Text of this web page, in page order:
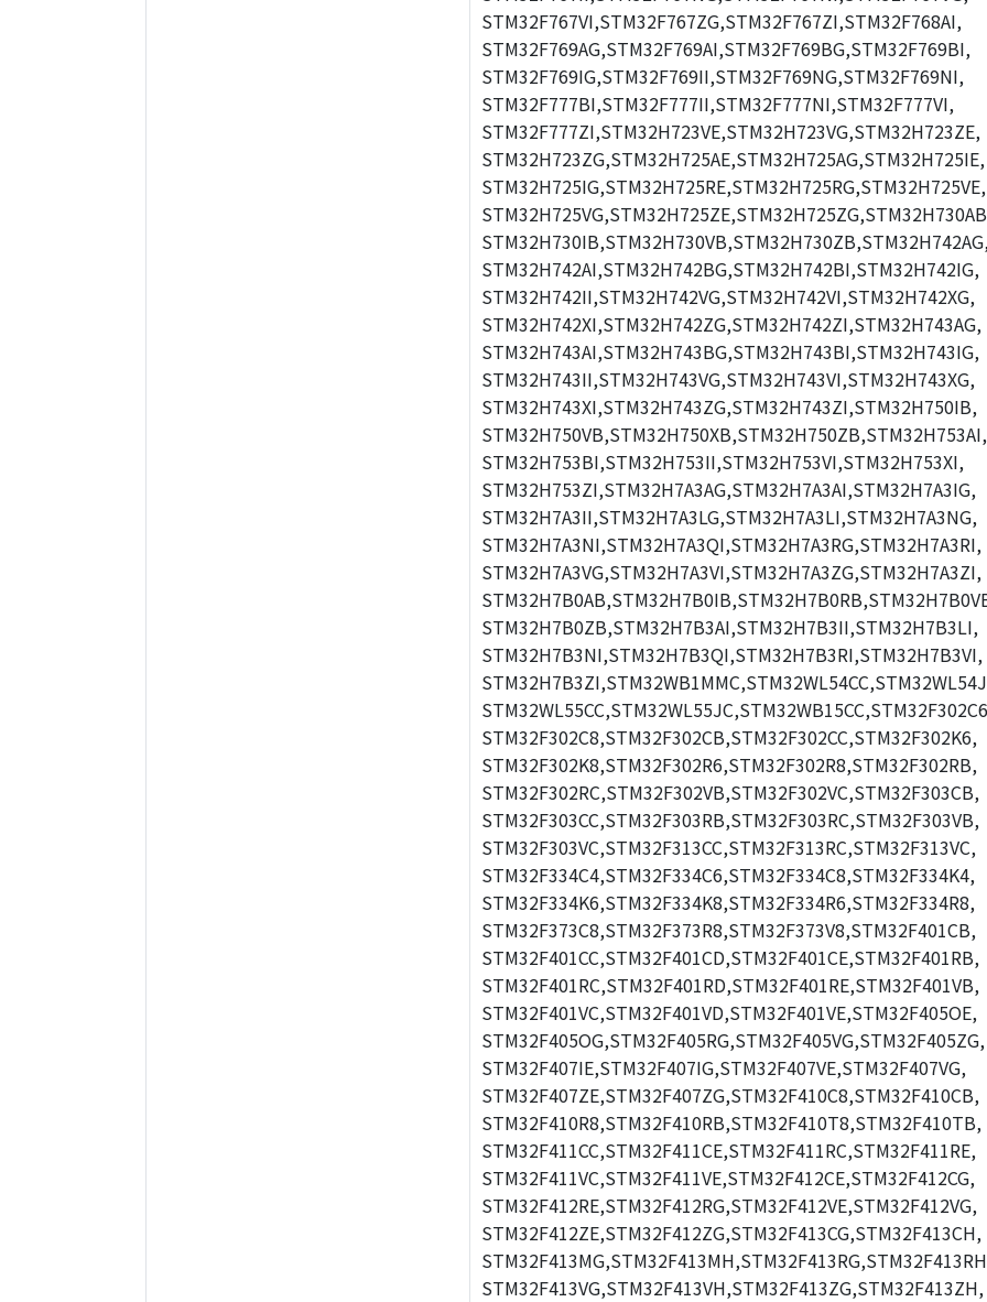
STM32F767VI,STM32F767ZG,STM32F767ZI,STM32F768AI,
STM32F769AG,STM32F769AI,STM32F769BG,STM32F769BI,
STM32F769IG,STM32F769II,STM32F769NG,STM32F769NI,
STM32F777BI,STM32F777II,STM32F777NI,STM32F777VI,
STM32F777ZI,STM32H723VE,STM32H723VG,STM32H723ZE,
STM32H723ZG,STM32H725AE,STM32H725AG,STM32H725IE,
STM32H725IG,STM32H725RE,STM32H725RG,STM32H725VE,
STM32H742AI,STM32H742BG,STM32H742BI,STM32H742IG,
STM32H742II,STM32H742VG,STM32H742VI,STM32H742XG,
STM32H742XI,STM32H742ZG,STM32H742ZI,STM32H743AG,
STM32H743AI,STM32H743BG,STM32H743BI,STM32H743IG,
STM32H743II,STM32H743VG,STM32H743VI,STM32H743XG,
STM32H743XI,STM32H743ZG,STM32H743ZI,STM32H750IB,
STM32H750VB,STM32H750XB,STM32H750ZB,STM32H753AI,
STM32H753BI,STM32H753II,STM32H753VI,STM32H753XI,
STM32H753ZI,STM32H7A3AG,STM32H7A3AI,STM32H7A3IG,
STM32H7A3II,STM32H7A3LG,STM32H7A3LI,STM32H7A3NG,
STM32H7A3NI,STM32H7A3QI,STM32H7A3RG,STM32H7A3RI,
STM32H7A3VG,STM32H7A3VI,STM32H7A3ZG,STM32H7A3ZI,
STM32H7B0ZB,STM32H7B3AI,STM32H7B3II,STM32H7B3LI,
STM32H7B3NI,STM32H7B3QI,STM32H7B3RI,STM32H7B3VI,
STM32F302C8,STM32F302CB,STM32F302CC,STM32F302K6,
STM32F302K8,STM32F302R6,STM32F302R8,STM32F302RB,
STM32F302RC,STM32F302VB,STM32F302VC,STM32F303CB,
STM32F303CC,STM32F303RB,STM32F303RC,STM32F303VB,
STM32F303VC,STM32F313CC,STM32F313RC,STM32F313VC,
STM32F334C4,STM32F334C6,STM32F334C8,STM32F334K4,
STM32F334K6,STM32F334K8,STM32F334R6,STM32F334R8,
STM32F373C8,STM32F373R8,STM32F373V8,STM32F401CB,
STM32F401CC,STM32F401CD,STM32F401CE,STM32F401RB,
STM32F401RC,STM32F401RD,STM32F401RE,STM32F401VB,
STM32F401VC,STM32F401VD,STM32F401VE,STM32F405OE,
STM32F405OG,STM32F405RG,STM32F405VG,STM32F405ZG,
STM32F407IE,STM32F407IG,STM32F407VE,STM32F407VG,
STM32F407ZE,STM32F407ZG,STM32F410C8,STM32F410CB,
STM32F410R8,STM32F410RB,STM32F410T8,STM32F410TB,
STM32F411CC,STM32F411CE,STM32F411RC,STM32F411RE,
STM32F411VC,STM32F411VE,STM32F412CE,STM32F412CG,
STM32F412RE,STM32F412RG,STM32F412VE,STM32F412VG,
STM32F412ZE,STM32F412ZG,STM32F413CG,STM32F413CH,
STM32F413VG,STM32F413VH,STM32F413ZG,STM32F413ZH,